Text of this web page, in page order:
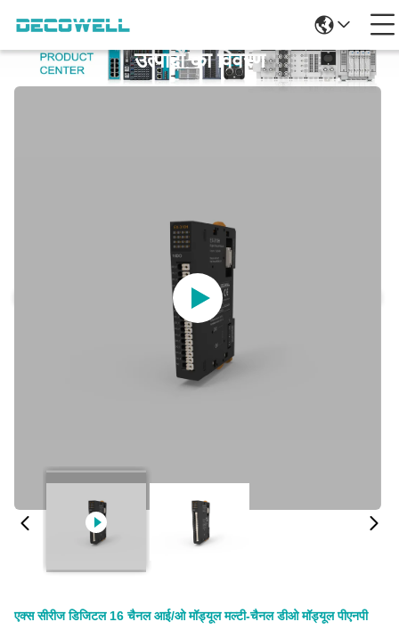
उत्पादों का विवरण
एक्स सीरीज डिजिटल 16 चैनल आई/ओ मॉड्यूल मल्टी-चैनल डीओ मॉड्यूल पीएनपी